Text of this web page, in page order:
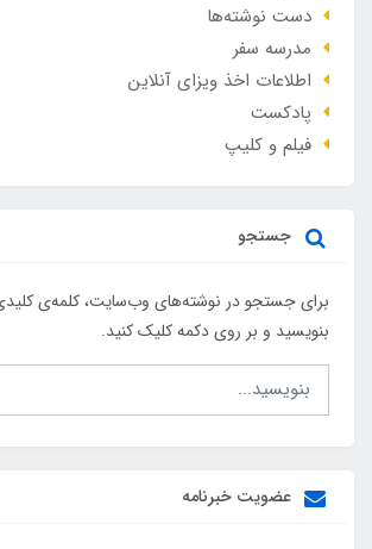
دست نوشته‌ها
مدرسه سفر
اطلاعات اخذ ویزای آنلاین
پادکست
فیلم و کلیپ
جستجو
برای جستجو در نوشته‌های وب‌سایت، کلمه‌ی
بنویسید و بر روی دکمه کلیک کنید.
عضویت خبرنامه